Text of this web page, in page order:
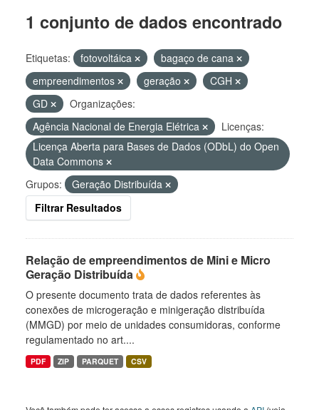
1 conjunto de dados encontrado
Etiquetas: fotovoltáica
bagaço de cana
empreendimentos
geração
CGH
GD
Organizações:
Agência Nacional de Energia Elétrica
Licenças:
Licença Aberta para Bases de Dados (ODbL) do Open
Data Commons
Grupos:
Geração Distribuída
Filtrar Resultados
Relação de empreendimentos de Mini e Micro
Geração Distribuída
O presente documento trata de dados referentes às
conexões de microgeração e minigeração distribuída
(MMGD) por meio de unidades consumidoras, conforme
regulamentado no art....
PDF ZIP PARQUET CSV